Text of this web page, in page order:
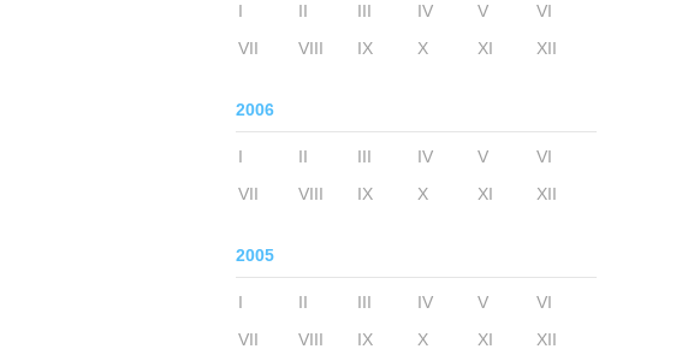
I II III IV V
VI
VII
VIII IX X XI XII
2006
I II III IV V
VI
VII
VIII IX X XI XII
2005
I II III IV V
VI
VII
VIII IX X XI XII